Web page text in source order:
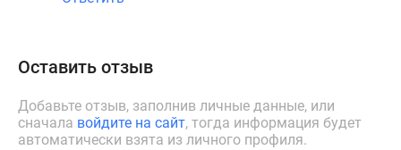
Оставить отзыв
Добавьте отзыв, заполнив личные данные, или
сначала войдите на сайт, тогда информация будет
автоматически взята из личного профиля.